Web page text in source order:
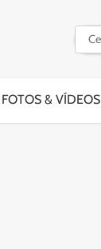
Cerca:
FOTOS & VÍDEOS